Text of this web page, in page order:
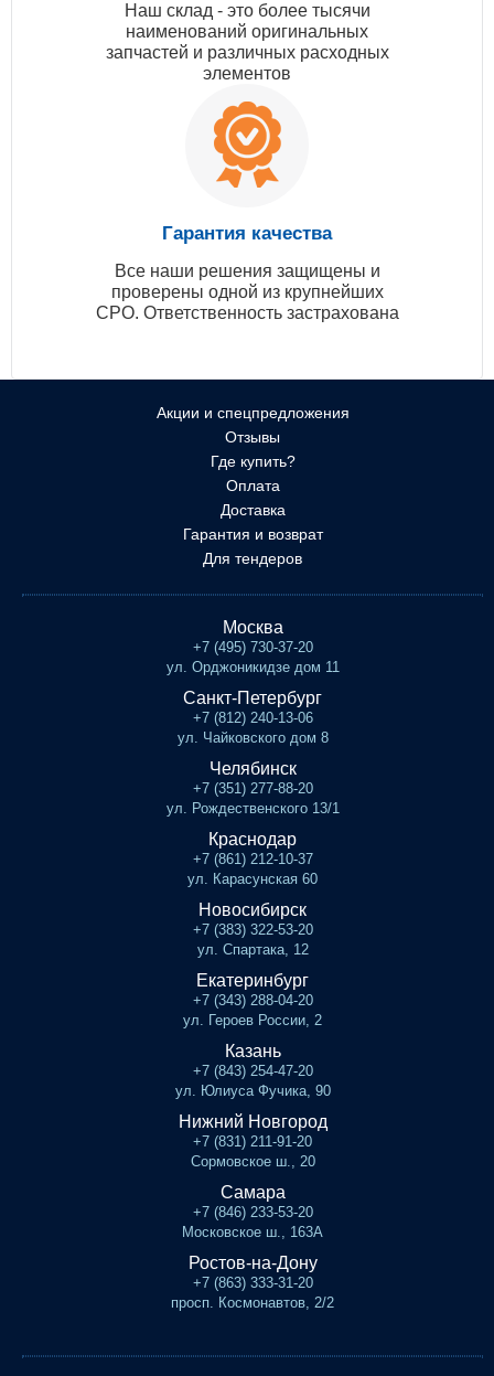
Наш склад - это более тысячи
наименований оригинальных
запчастей и различных расходных
элементов
Гарантия качества
Все наши решения защищены и
проверены одной из крупнейших
СРО. Ответственность застрахована
Акции и спецпредложения
Отзывы
Где купить?
Оплата
Доставка
Гарантия и возврат
Для тендеров
Москва
+7 (495) 730-37-20
ул. Орджоникидзе дом 11
Санкт-Петербург
+7 (812) 240-13-06
ул. Чайковского дом 8
Челябинск
+7 (351) 277-88-20
ул. Рождественского 13/1
Краснодар
+7 (861) 212-10-37
ул. Карасунская 60
Новосибирск
+7 (383) 322-53-20
ул. Спартака, 12
Екатеринбург
+7 (343) 288-04-20
ул. Героев России, 2
Казань
+7 (843) 254-47-20
ул. Юлиуса Фучика, 90
Нижний Новгород
+7 (831) 211-91-20
Сормовское ш., 20
Самара
+7 (846) 233-53-20
Московское ш., 163А
Ростов-на-Дону
+7 (863) 333-31-20
просп. Космонавтов, 2/2